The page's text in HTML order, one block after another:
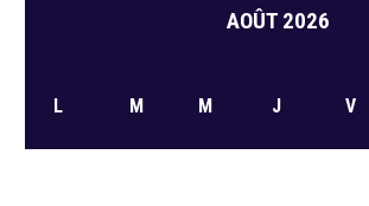
AOÛT 2026
L M M J V